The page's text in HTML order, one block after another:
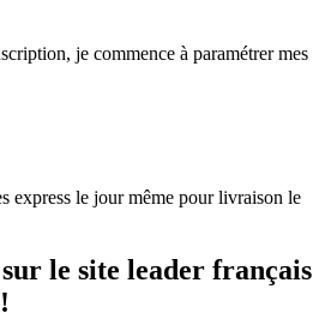
je commence à paramétrer mes
express le jour même pour livraison le
le site leader français